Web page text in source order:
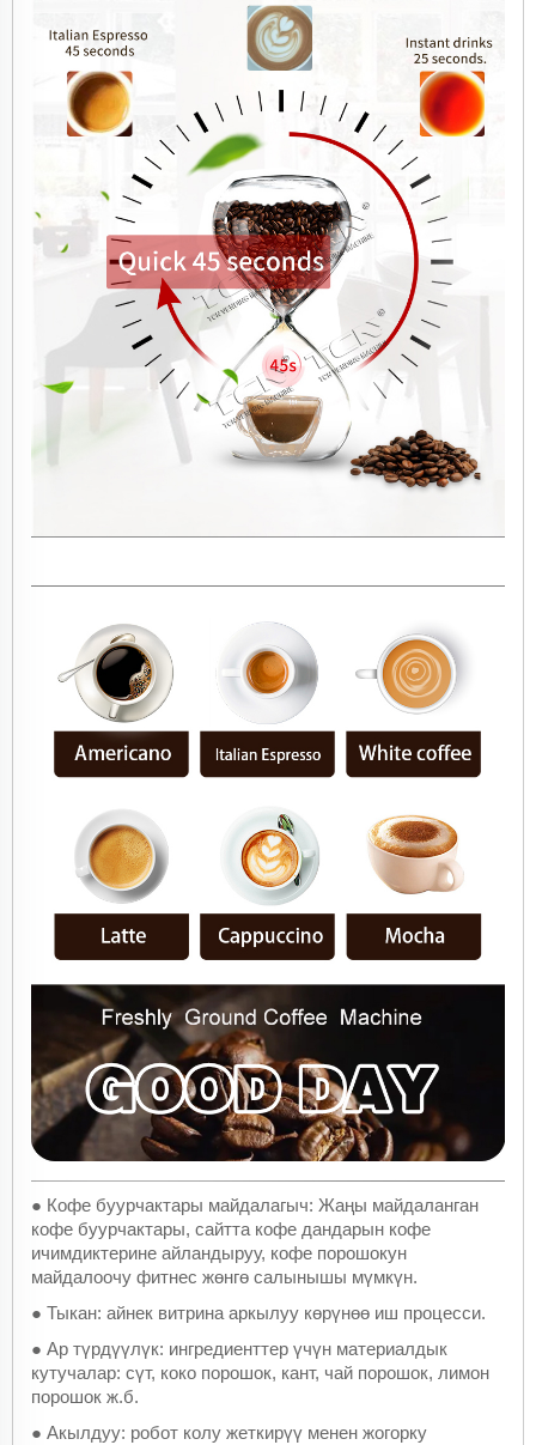
● Кофе буурчактары майдалагыч: Жаңы майдаланган
кофе буурчактары, сайтта кофе дандарын кофе
ичимдиктерине айландыруу, кофе порошокун
майдалоочу фитнес жөнгө салынышы мүмкүн.
● Тыкан: айнек витрина аркылуу көрүнөө иш процесси.
● Ар түрдүүлүк: ингредиенттер үчүн материалдык
кутучалар: сүт, коко порошок, кант, чай порошок, лимон
порошок ж.б.
● Акылдуу: робот колу жеткирүү менен жогорку